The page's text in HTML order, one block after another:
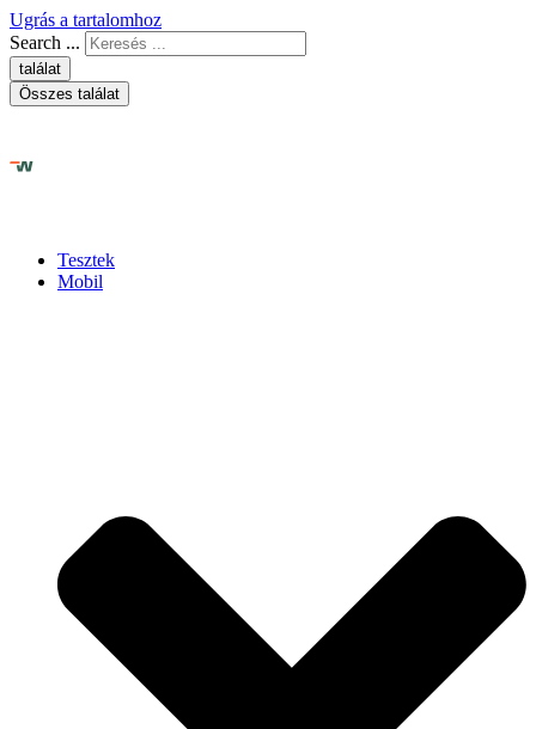
Ugrás a tartalomhoz
Search ...
találat
Összes találat
Tesztek
Mobil